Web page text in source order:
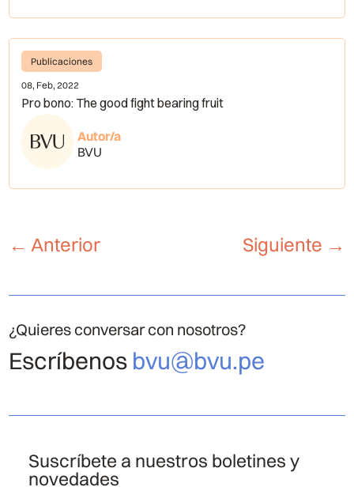
Publicaciones
08, Feb, 2022
Pro bono: The good fight bearing fruit
Autor/a
BVU
← Anterior Siguiente →
¿Quieres conversar con nosotros?
Escríbenos bvu@bvu.pe
Suscríbete a nuestros boletines y
novedades